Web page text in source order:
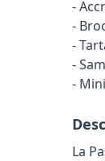
-
-
-
-
-
La